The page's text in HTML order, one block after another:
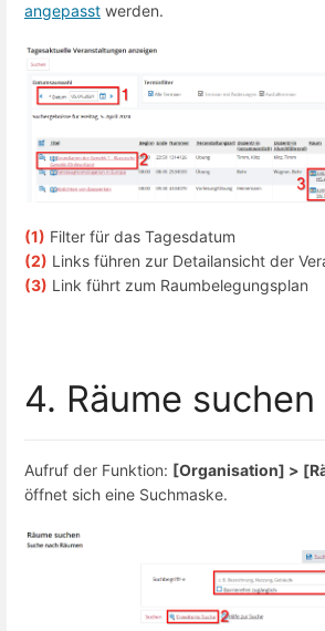
angepasst werden.
(1) Filter für das Tagesdatum
(2) Links führen zur Detailansicht der
(3) Link führt zum Raumbelegungsplan
4. Räume suchen
Aufruf der Funktion: [Organisation] >
öffnet sich eine Suchmaske.